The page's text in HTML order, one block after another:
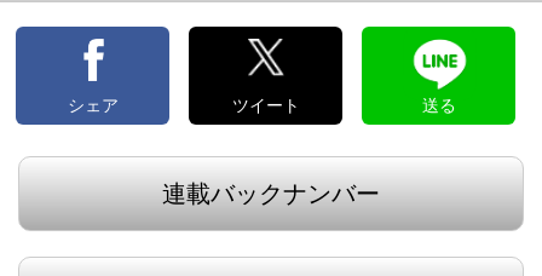
シェア ツイート 送る
連載バックナンバー